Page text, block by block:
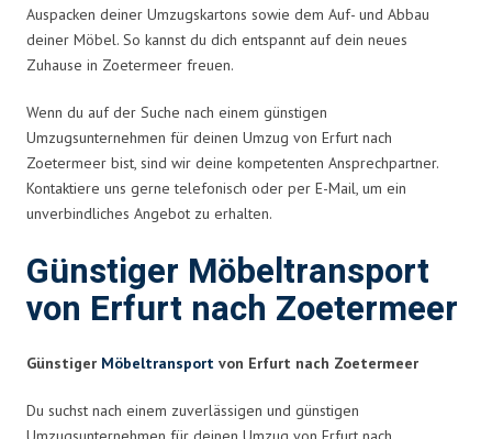
Auspacken deiner Umzugskartons sowie dem Auf- und Abbau
deiner Möbel. So kannst du dich entspannt auf dein neues
Zuhause in Zoetermeer freuen.
Wenn du auf der Suche nach einem günstigen
Umzugsunternehmen für deinen Umzug von Erfurt nach
Zoetermeer bist, sind wir deine kompetenten Ansprechpartner.
Kontaktiere uns gerne telefonisch oder per E-Mail, um ein
unverbindliches Angebot zu erhalten.
Günstiger Möbeltransport
von Erfurt nach Zoetermeer
Günstiger Möbeltransport von Erfurt nach Zoetermeer
Du suchst nach einem zuverlässigen und günstigen